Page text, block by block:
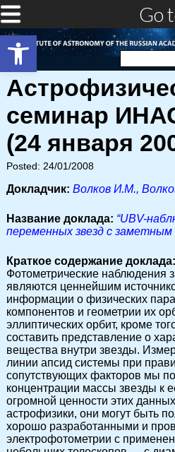
Open toolbar
Go
Search
семинар
(24 января
Posted: 24/01/2008
Докладчик: Волков И.М.,
Название доклада: “UBV-
переменных звезд с
Краткое содержание доклада:
Фотометрические наблюдения
являются ценнейшим
информации о физических
компонентов и геометрии их
эллиптических орбит, кроме
составить представление о
вещества внутри звезды.
линии апсид системы при
сопутствующих факторов мы
концентрации массы звезды к
огромной ценности этих
астрофизики, они могут быть
хорошо разработанными и
электрофотометрии с